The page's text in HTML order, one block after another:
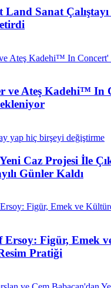
Sanat Çalıştayı
ve Ateş Kadehi™ In
Yeni Caz Projesi İle
Günler Kaldı
Ersoy: Figür, Emek
Pratiği